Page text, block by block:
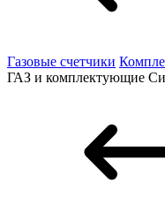
Газовые счетчики
ГАЗ и комплектующие